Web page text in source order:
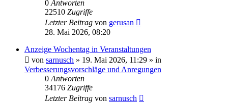
0 Antworten
22510 Zugriffe
Letzter Beitrag von gerusan
28. Mai 2026, 08:20
Anzeige Wochentag in Veranstaltungen
von sarnusch » 19. Mai 2026, 11:29 » in
Verbesserungsvorschläge und Anregungen
0 Antworten
34176 Zugriffe
Letzter Beitrag von sarnusch